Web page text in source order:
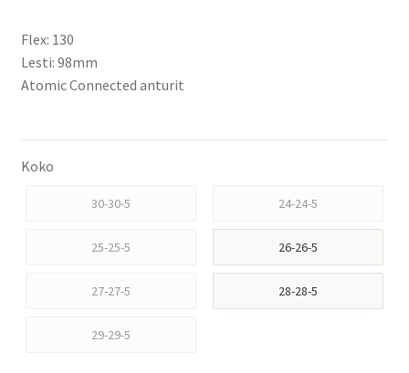
Flex: 130
Lesti: 98mm
Atomic Connected anturit
Koko
30-30-5 24-24-5
25-25-5 26-26-5
27-27-5 28-28-5
29-29-5